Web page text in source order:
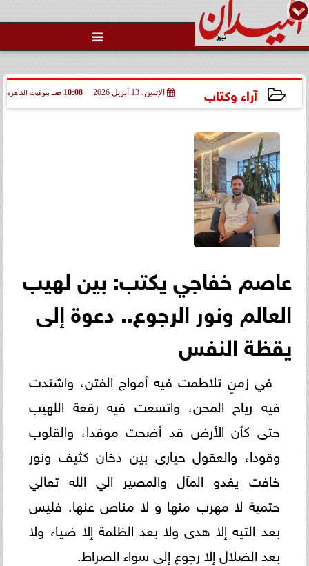

آراء وكتاب الإثنين، 13 أبريل 2026 10:08 صـ بتوقيت القاهرة
عاصم خفاجي يكتب: بين لهيب
العالم ونور الرجوع.. دعوة إلى
يقظة النفس
في زمنٍ تلاطمت فيه أمواج الفتن، واشتدت
فيه رياح المحن، واتسعت فيه رقعة اللهيب
حتى كأن الأرض قد أضحت موقدا، والقلوب
وقودا، والعقول حيارى بين دخان كثيف ونور
خافت يغدو المآل والمصير الي الله تعالي
حتمية لا مهرب منها و لا مناص عنها. فليس
بعد التيه إلا هدى ولا بعد الظلمة إلا ضياء ولا
بعد الضلال إلا رجوع إلى سواء الصراط.
رئيس منيا القمح بالشرقية: تبذل
جهوداً مكثفة لتحسين الخدمات